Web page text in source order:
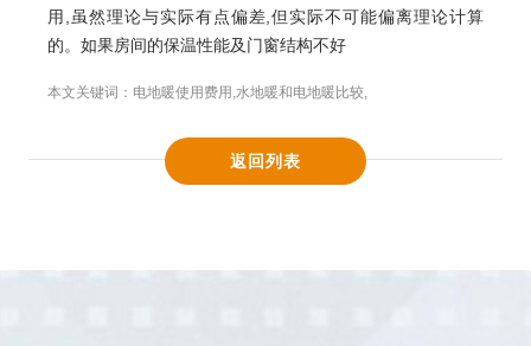
用,虽然理论与实际有点偏差,但实际不可能偏离理论计算
的。如果房间的保温性能及门窗结构不好
本文关键词： 电地暖使用费用 ,水地暖和电地暖比较
返回列表